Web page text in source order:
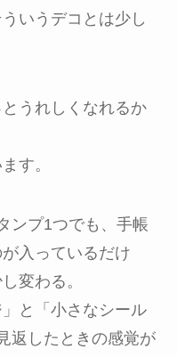
いうデコとは少し
うれしくなれるか
す。
ンプ1つでも、手帳
入っているだけ
変わる。
」と「小さなシール
返したときの感覚が